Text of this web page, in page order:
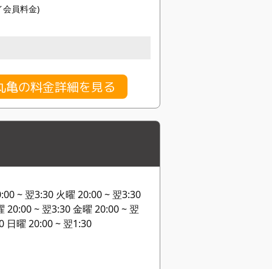
員料金)
の料金詳細を見る
~ 翌3:30 火曜 20:00 ~ 翌3:30
20:00 ~ 翌3:30 金曜 20:00 ~ 翌
日曜 20:00 ~ 翌1:30